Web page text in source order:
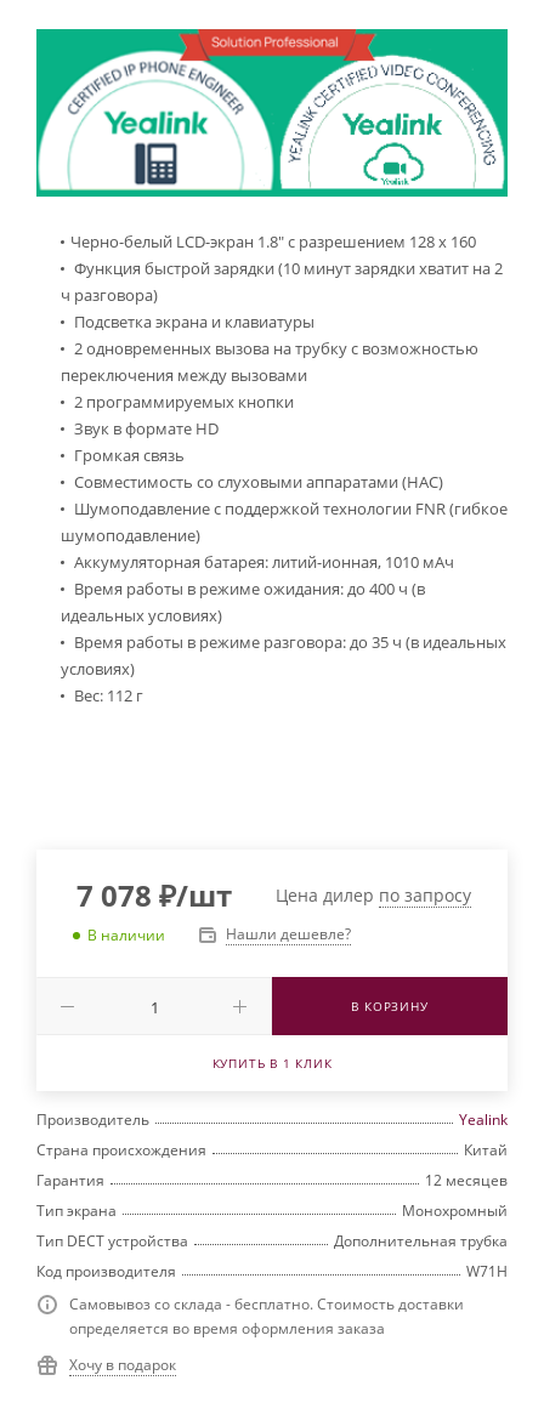
Черно-белый LCD-экран 1.8" с разрешением 128 х 160
Функция быстрой зарядки (10 минут зарядки хватит на 2
ч разговора)
Подсветка экрана и клавиатуры
2 одновременных вызова на трубку с возможностью
переключения между вызовами
2 программируемых кнопки
Звук в формате HD
Громкая связь
Совместимость со слуховыми аппаратами (HAC)
Шумоподавление с поддержкой технологии FNR (гибкое
шумоподавление)
Аккумуляторная батарея: литий-ионная, 1010 мАч
Время работы в режиме ожидания: до 400 ч (в
идеальных условиях)
Время работы в режиме разговора: до 35 ч (в идеальных
условиях)
Вес: 112 г
7 078 ₽/шт Цена дилер по запросу
В наличии Нашли дешевле?
В КОРЗИНУ
КУПИТЬ В 1 КЛИК
Производитель
Yealink
Страна происхождения
Китай
Гарантия
12 месяцев
Тип экрана
Монохромный
Тип DECT устройства
Дополнительная трубка
Код производителя
W71H
Самовывоз со склада - бесплатно. Стоимость доставки
определяется во время оформления заказа
Хочу в подарок